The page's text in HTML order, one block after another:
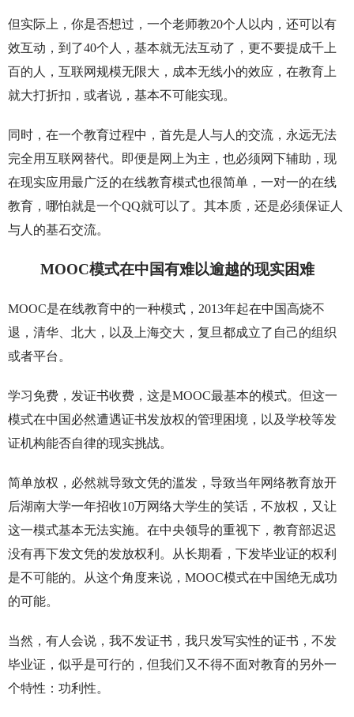
但实际上，你是否想过，一个老师教20个人以内，还可以有
效互动，到了40个人，基本就无法互动了，更不要提成千上
百的人，互联网规模无限大，成本无线小的效应，在教育上
就大打折扣，或者说，基本不可能实现。
同时，在一个教育过程中，首先是人与人的交流，永远无法
完全用互联网替代。即便是网上为主，也必须网下辅助，现
在现实应用最广泛的在线教育模式也很简单，一对一的在线
教育，哪怕就是一个QQ就可以了。其本质，还是必须保证人
与人的基石交流。
MOOC模式在中国有难以逾越的现实困难
MOOC是在线教育中的一种模式，2013年起在中国高烧不
退，清华、北大，以及上海交大，复旦都成立了自己的组织
或者平台。
学习免费，发证书收费，这是MOOC最基本的模式。但这一
模式在中国必然遭遇证书发放权的管理困境，以及学校等发
证机构能否自律的现实挑战。
简单放权，必然就导致文凭的滥发，导致当年网络教育放开
后湖南大学一年招收10万网络大学生的笑话，不放权，又让
这一模式基本无法实施。在中央领导的重视下，教育部迟迟
没有再下发文凭的发放权利。从长期看，下发毕业证的权利
是不可能的。从这个角度来说，MOOC模式在中国绝无成功
的可能。
当然，有人会说，我不发证书，我只发写实性的证书，不发
毕业证，似乎是可行的，但我们又不得不面对教育的另外一
个特性：功利性。